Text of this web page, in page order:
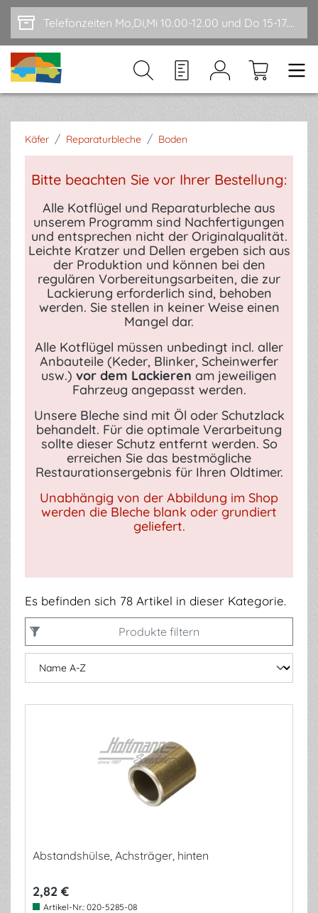
Zum Hauptinhalt springen Telefonzeiten Mo,Di,Mi 10.00-12.00 und Do 15-17.00
Käfer / Reparaturbleche / Boden
Bitte beachten Sie vor Ihrer Bestellung:
Alle Kotflügel und Reparaturbleche aus
unserem Programm sind Nachfertigungen
und entsprechen nicht der Originalqualität.
Leichte Kratzer und Dellen ergeben sich aus
der Produktion und können bei den
regulären Vorbereitungsarbeiten, die zur
Lackierung erforderlich sind, behoben
werden. Sie stellen in keiner Weise einen
Mangel dar.
Alle Kotflügel müssen unbedingt incl. aller
Anbauteile (Keder, Blinker, Scheinwerfer
usw.) vor dem Lackieren am jeweiligen
Fahrzeug angepasst werden.
Unsere Bleche sind mit Öl oder Schutzlack
behandelt. Für die optimale Verarbeitung
sollte dieser Schutz entfernt werden. So
erreichen Sie das bestmögliche
Restaurationsergebnis für Ihren Oldtimer.
Unabhängig von der Abbildung im Shop
werden die Bleche blank oder grundiert
geliefert.
Es befinden sich 78 Artikel in dieser Kategorie.
Produkte filtern
Abstandshülse, Achsträger, hinten
2,82 €
Artikel-Nr.: 020-5285-08